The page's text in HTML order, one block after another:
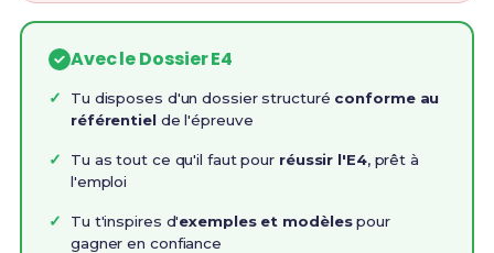
Avec le Dossier E4
Tu disposes d'un dossier structuré conforme au
référentielde l'épreuve
Tu as tout ce qu'il faut pour réussir l'E4, prêt à
l'emploi
Tu t'inspires d'exemples et modèlespour
gagner en confiance